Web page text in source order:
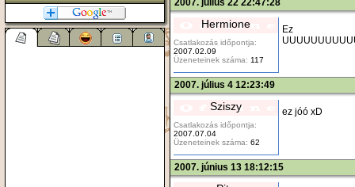
Hermione
Csatlakozás időpontja:
2007.02.09
Üzeneteinek száma: 117
2007. július 4 12:23:49
Sziszy
Csatlakozás időpontja:
2007.07.04
Üzeneteinek száma: 62
ez jóó xD
2007. június 13 18:12:15